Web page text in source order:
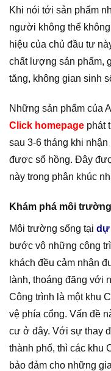
Khi nói tới sản phẩm
người không thể
hiệu của chủ đầu tư
chất lượng sản phẩm,
tăng, không gian sinh
Những sản phẩm của
Click homepage phát
sau 3-6 tháng khi
được sổ hồng. Đây
này trong phân khúc
Khám phá môi
Môi trường sống tại dự
bước vô những công
khách đều cảm nhận
lành, thoáng đãng với
Công trình là một khu
vệ phía cổng. Vấn đề
cư ở đây. Với sự thay
thành phố, thì các khu
bảo đảm cho những